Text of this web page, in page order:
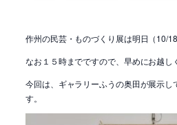
作州の民芸・ものづくり展は明日（10/18
なお１５時までですので、早めにお越し
今回は、ギャラリーふうの奥田が展示し
す。